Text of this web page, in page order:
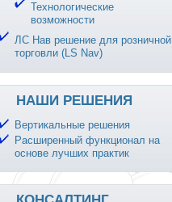
Технологические
возможности
ЛС Нав решение для розничной
торговли (LS Nav)
НАШИ РЕШЕНИЯ
Вертикальные решения
Расширенный функционал на
основе лучших практик